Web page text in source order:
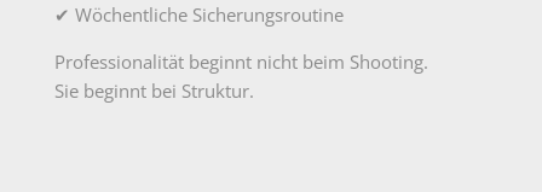
✔ Wöchentliche Sicherungsroutine
Professionalität beginnt nicht beim Shooting.
Sie beginnt bei Struktur.